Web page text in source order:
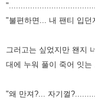
"불편하면... 내 팬티 입
그러고는 싶었지만 왠지
대에 누워 풀이 죽어 잇는
"왜 만져?... 자기껄